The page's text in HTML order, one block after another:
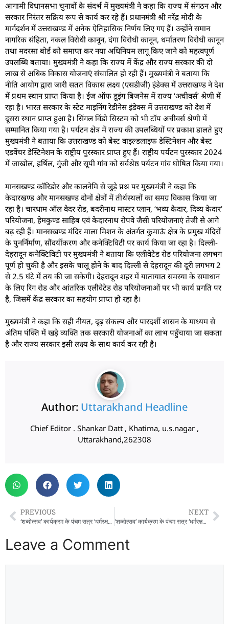
आगामी विधानसभा चुनावों के संदर्भ में मुख्यमंत्री ने कहा कि राज्य में संगठन और
सरकार निरंतर सक्रिय रूप से कार्य कर रहे हैं। प्रधानमंत्री श्री नरेंद्र मोदी के
मार्गदर्शन में उत्तराखण्ड में अनेक ऐतिहासिक निर्णय लिए गए हैं। उन्होंने समान
नागरिक संहिता, नकल विरोधी कानून, दंगा विरोधी कानून, धर्मांतरण विरोधी कानून
तथा मदरसा बोर्ड को समाप्त कर नया अधिनियम लागू किए जाने को महत्वपूर्ण
उपलब्धि बताया। मुख्यमंत्री ने कहा कि राज्य में केंद्र और राज्य सरकार की दो
लाख से अधिक विकास योजनाएं संचालित हो रही हैं। मुख्यमंत्री ने बताया कि
नीति आयोग द्वारा जारी सतत विकास लक्ष्य (एसडीजी) इंडेक्स में उत्तराखण्ड ने देश
में प्रथम स्थान प्राप्त किया है। ईज ऑफ डूइंग बिजनेस में राज्य ‘अचीवर्स’ श्रेणी में
रहा है। भारत सरकार के स्टेट माइनिंग रेडीनेस इंडेक्स में उत्तराखण्ड को देश में
दूसरा स्थान प्राप्त हुआ है। सिंगल विंडो सिस्टम को भी टॉप अचीवर्स श्रेणी में
सम्मानित किया गया है। पर्यटन क्षेत्र में राज्य की उपलब्धियों पर प्रकाश डालते हुए
मुख्यमंत्री ने बताया कि उत्तराखण्ड को बेस्ट वाइल्डलाइफ डेस्टिनेशन और बेस्ट
एडवेंचर डेस्टिनेशन के राष्ट्रीय पुरस्कार प्राप्त हुए हैं। राष्ट्रीय पर्यटन पुरस्कार 2024
में जाखोल, हर्षिल, गुंजी और सूपी गांव को सर्वश्रेष्ठ पर्यटन गांव घोषित किया गया।
मानसखण्ड कॉरिडोर और कालनेमि से जुड़े प्रश्न पर मुख्यमंत्री ने कहा कि
केदारखण्ड और मानसखण्ड दोनों क्षेत्रों में तीर्थस्थलों का समग्र विकास किया जा
रहा है। चारधाम ऑल वेदर रोड, बदरीनाथ मास्टर प्लान, ‘भव्य केदार, दिव्य केदार’
परियोजना, हेमकुण्ड साहिब एवं केदारनाथ रोपवे जैसी परियोजनाएं तेजी से आगे
बढ़ रही हैं। मानसखण्ड मंदिर माला मिशन के अंतर्गत कुमाऊं क्षेत्र के प्रमुख मंदिरों
के पुनर्निर्माण, सौंदर्यीकरण और कनेक्टिविटी पर कार्य किया जा रहा है। दिल्ली-
देहरादून कनेक्टिविटी पर मुख्यमंत्री ने बताया कि एलीवेटेड रोड परियोजना लगभग
पूर्ण हो चुकी है और इसके चालू होने के बाद दिल्ली से देहरादून की दूरी लगभग 2
से 2.5 घंटे में तय की जा सकेगी। देहरादून शहर में यातायात समस्या के समाधान
के लिए रिंग रोड और आंतरिक एलीवेटेड रोड परियोजनाओं पर भी कार्य प्रगति पर
है, जिसमें केंद्र सरकार का सहयोग प्राप्त हो रहा है।
मुख्यमंत्री ने कहा कि सही नीयत, दृढ़ संकल्प और पारदर्शी शासन के माध्यम से
अंतिम पंक्ति में खड़े व्यक्ति तक सरकारी योजनाओं का लाभ पहुँचाया जा सकता
है और राज्य सरकार इसी लक्ष्य के साथ कार्य कर रही है।
Author: Uttarakhand Headline
Chief Editor . Shankar Datt , Khatima, u.s.nagar ,
Uttarakhand,262308
PREVIOUS
‘शब्दोत्सव’ कार्यक्रम के पंचम सत्र ‘धर्मरक्षक धामी’ में पहुंचे मुख्यमंत्री पुष्कर सिंह धामी
NEXT
‘शब्दोत्सव’ कार्यक्रम के पंचम सत्र ‘धर्मरक्षक धामी’ में पहुंचे मुख्यमंत्री पुष्कर सिंह धामी
Leave a Comment